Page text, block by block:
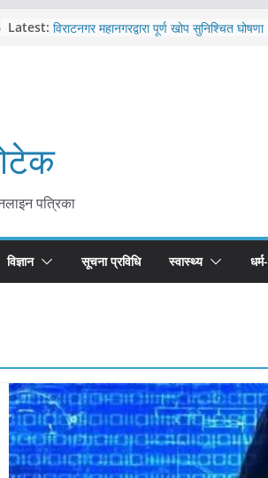
Latest: कोरोना संक्रमण पुष्टिपछि दार्चुलाका सीमामा कडाइ
विराटनगर महानगरद्वारा पूर्ण खोप सुनिश्चित घोषणा
पत्रिका
विज्ञान सूचना प्रविधि स्वास्थ्य